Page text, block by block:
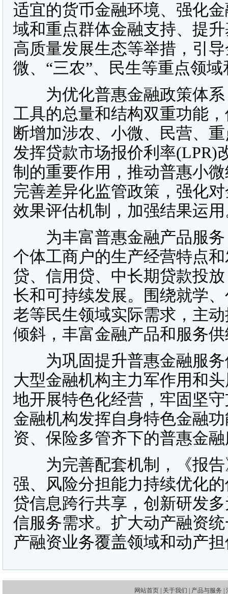
适宜的货币金融环境、强化
域和重点群体金融支持、提
高质量发展生态等举措，引
微、“三农”、民生等重点领
为优化普惠金融政策体系
工具的总量和结构双重功能
断增加涉农、小微、民营、
发挥贷款市场报价利率(LPR)
制的重要作用，推动普惠小
完善差异化监管政策，强化
效果评估机制，加强结果运
为丰富普惠金融产品服务
个体工商户的生产经营特点
贷、信用贷、中长期贷款投
长和可持续发展。围绕就学
老等民生领域实际需求，主
倾斜，丰富金融产品和服务
为巩固提升普惠金融服务
大型金融机构主力军作用和
地开展特色化经营，牢固坚
金融机构发挥自身特色金融
资、保险多管齐下的普惠金
为完善配套机制，《报告
强、风险分担能力持续优化
贷信息跨行共享，创新研发
信服务需求。扩大动产融资
产融资业务覆盖领域和动产
网站首页 关于我们 产品与服务